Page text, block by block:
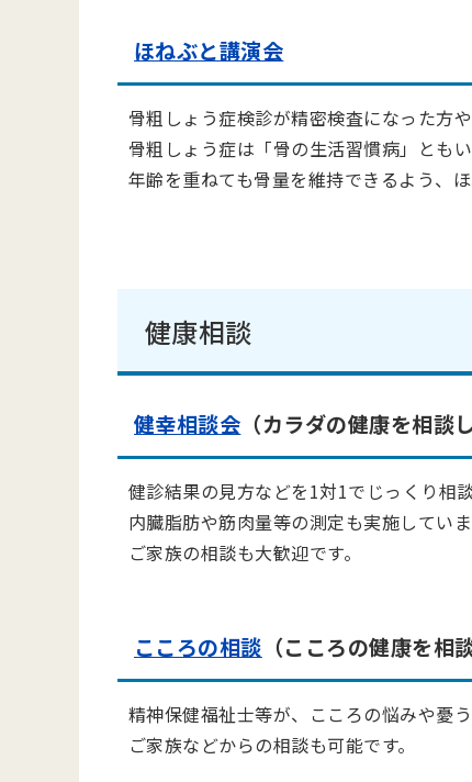
ほねぶと講演会
骨粗しょう症検診が精密検査になった方
骨粗しょう症は「骨の生活習慣病」とも
年齢を重ねても骨量を維持できるよう、
健康相談
健幸相談会 （カラダの健康を相談
健診結果の見方などを1対1でじっくり相談
内臓脂肪や筋肉量等の測定も実施していま
ご家族の相談も大歓迎です。
こころの相談 （こころの健康を相
精神保健福祉士等が、こころの悩みや憂
ご家族などからの相談も可能です。